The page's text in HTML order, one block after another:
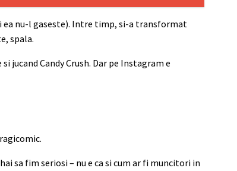
ea nu-l gaseste). Intre timp, si-a transformat
spala.
Candy Crush. Dar pe Instagram e
sa fim seriosi – nu e ca si cum ar fi muncitori in